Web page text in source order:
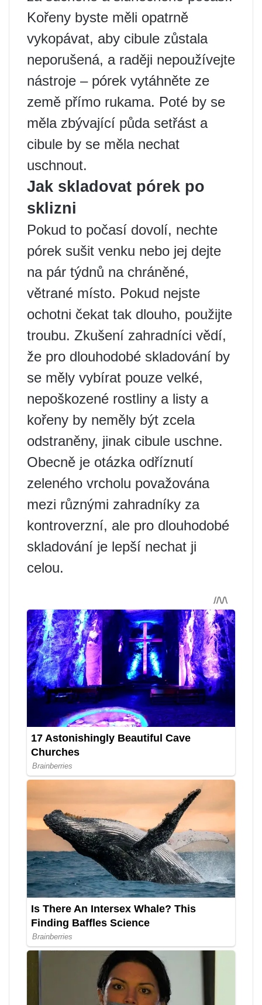
Kořeny byste měli opatrně
vykopávat, aby cibule zůstala
neporušená, a raději nepoužívejte
nástroje – pórek vytáhněte ze
země přímo rukama. Poté by se
měla zbývající půda setřást a
cibule by se měla nechat
uschnout.
Jak skladovat pórek po
sklizni
Pokud to počasí dovolí, nechte
pórek sušit venku nebo jej dejte
na pár týdnů na chráněné,
větrané místo. Pokud nejste
ochotni čekat tak dlouho, použijte
troubu. Zkušení zahradníci vědí,
že pro dlouhodobé skladování by
se měly vybírat pouze velké,
nepoškozené rostliny a listy a
kořeny by neměly být zcela
odstraněny, jinak cibule uschne.
Obecně je otázka odříznutí
zeleného vrcholu považována
mezi různými zahradníky za
kontroverzní, ale pro dlouhodobé
skladování je lepší nechat ji
celou.